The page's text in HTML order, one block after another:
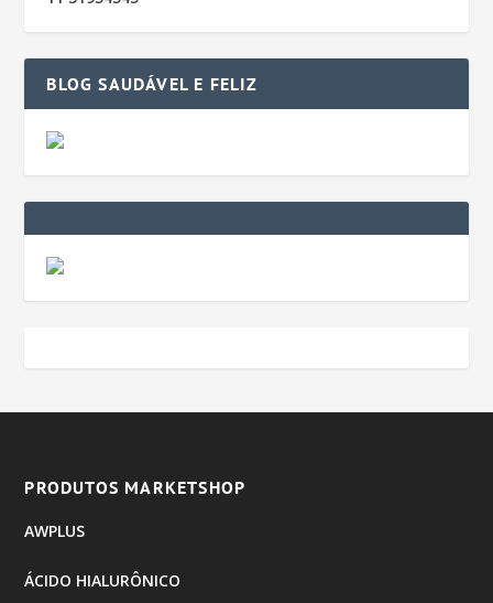
BLOG SAUDÁVEL E FELIZ
PRODUTOS MARKETSHOP
AWPLUS
ÁCIDO HIALURÔNICO